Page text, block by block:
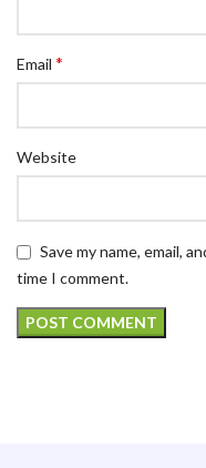
Email *
Website
Save my name, email,
time I comment.